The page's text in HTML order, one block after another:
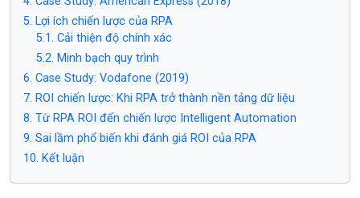
5. Lợi ích chiến lược của RPA
5.1. Cải thiện độ chính xác
5.2. Minh bạch quy trình
6. Case Study: Vodafone (2019)
7. ROI chiến lược: Khi RPA trở thành nền tảng dữ liệu
8. Từ RPA ROI đến chiến lược Intelligent Automation
9. Sai lầm phổ biến khi đánh giá ROI của RPA
10. Kết luận